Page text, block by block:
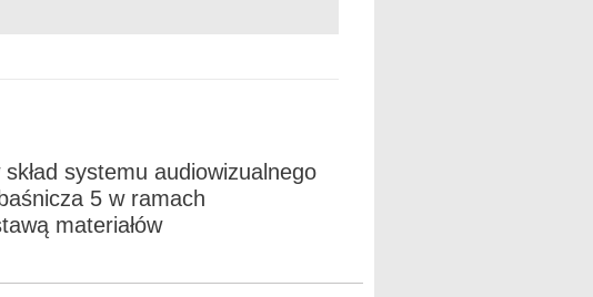
systemu audiowizualnego
5 w ramach
materiałów